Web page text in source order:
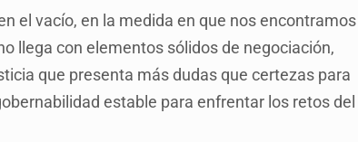
el vacío, en la medida en que nos encontramos
llega con elementos sólidos de negociación,
que presenta más dudas que certezas para
estable para enfrentar los retos del